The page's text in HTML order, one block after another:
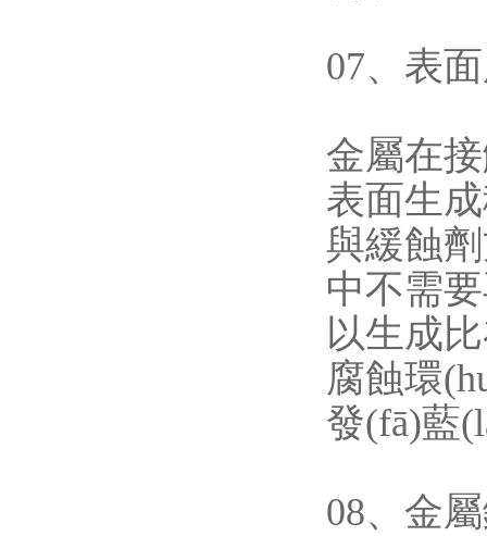
07、
金屬在接
表面生成
與緩蝕劑
中不需要
以生成
腐蝕環
發(fā)藍
08、